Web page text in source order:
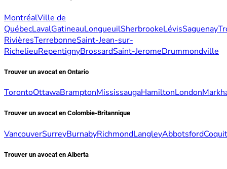
MontréalVille de
QuébecLavalGatineauLongueuilSherbrookeLévisSaguenay
RivièresTerrebonneSaint-Jean-sur-
RichelieuRepentignyBrossardSaint-JeromeDrummondville
Trouver un avocat en Ontario
TorontoOttawaBramptonMississaugaHamiltonLondon
Trouver un avocat en Colombie-Britannique
VancouverSurreyBurnabyRichmondLangleyAbbotsford
Trouver un avocat en Alberta